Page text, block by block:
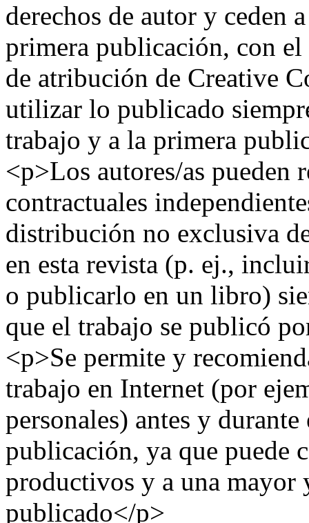
derechos de autor y ceden
primera publicación, con
de atribución de Creative
utilizar lo publicado
trabajo y a la primera
<p>Los autores/as pueden
contractuales
distribución no exclusiva
en esta revista (p. ej.,
o publicarlo en un libro)
que el trabajo se publicó
<p>Se permite y
trabajo en Internet (por
personales) antes y
publicación, ya que puede
productivos y a una mayor
publicado</p>